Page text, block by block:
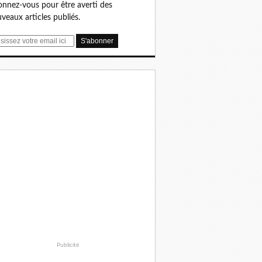
vous pour être averti des
articles publiés.
Publicité